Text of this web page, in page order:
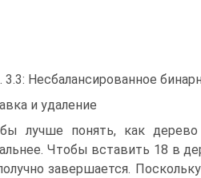
3.3: Несбалансированное
и удаление
лучше понять, как дерево
Чтобы вставить 18 в
завершается.